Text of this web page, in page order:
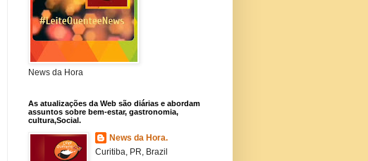
News da Hora
As atualizações da Web são diárias e abordam
assuntos sobre bem-estar, gastronomia,
cultura,Social.
News da Hora.
Curitiba, PR, Brazil